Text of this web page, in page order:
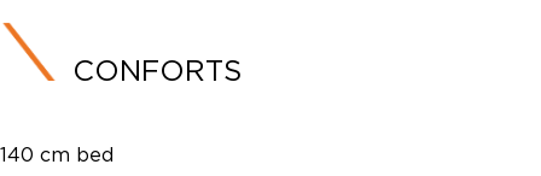
CONFORTS
140 cm bed